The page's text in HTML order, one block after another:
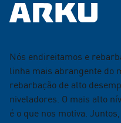
Nós endireitamos e
linha mais abrangente do
rebarbação de alto
niveladores. O mais alto
é o que nos motiva.